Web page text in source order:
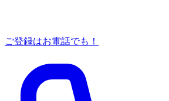
ご登録はお電話でも！